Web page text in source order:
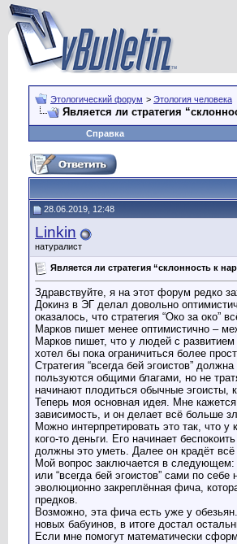
Этологический форум > Этология человека
Является ли стратегия
Справка
28.06.2019, 12:48
Linkin
натуралист
Является ли стратегия “склонность к
Здравствуйте, я на этот форум редко
Докинз в ЭГ делал довольно
оказалось, что стратегия “Око за око”
Марков пишет менее оптимистично –
Марков пишет, что у людей с
хотел бы пока ограничиться более
Стратегия “всегда бей эгоистов”
пользуются общими благами, но не
начинают плодиться обычные эгоисты,
Теперь моя основная идея. Мне
зависимость, и он делает всё больше
Можно интерпретировать это так, что
кого-то деньги. Его начинает
должны это уметь. Далее он крадёт
Мой вопрос заключается в следующем:
или “всегда бей эгоистов” сами по
эволюционно закреплённая фича,
предков.
Возможно, эта фича есть уже у
новых бабуинов, в итоге достал
Если мне помогут математически